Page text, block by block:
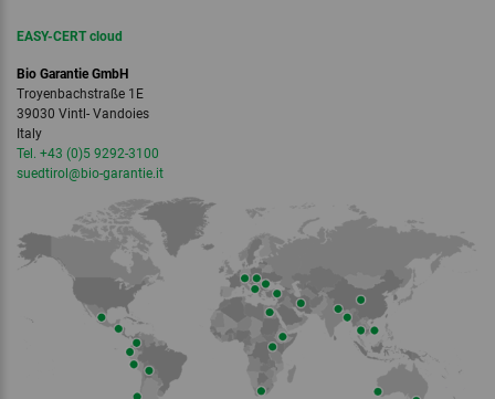
EASY-CERT cloud
Bio Garantie GmbH
Troyenbachstraße 1E
39030 Vintl- Vandoies
Italy
Tel. +43 (0)5 9292-3100
suedtirol@bio-garantie.it